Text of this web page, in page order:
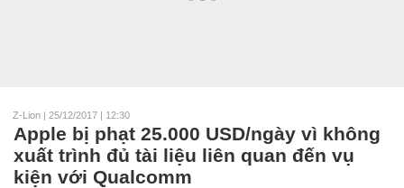
Z-Lion | 25/12/2017 | 12:30
Apple bị phạt 25.000 USD/ngày vì không
xuất trình đủ tài liệu liên quan đến vụ
kiện với Qualcomm